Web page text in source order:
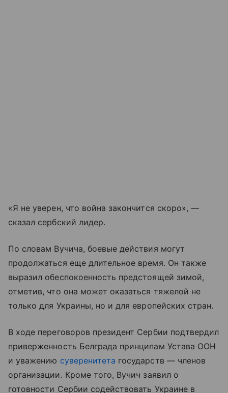
«Я не уверен, что война закончится скоро», —
сказал сербский лидер.
По словам Вучича, боевые действия могут
продолжаться еще длительное время. Он также
выразил обеспокоенность предстоящей зимой,
отметив, что она может оказаться тяжелой не
только для Украины, но и для европейских стран.
В ходе переговоров президент Сербии подтвердил
приверженность Белграда принципам Устава ООН
и уважению суверенитета государств — членов
организации. Кроме того, Вучич заявил о
готовности Сербии содействовать Украине в